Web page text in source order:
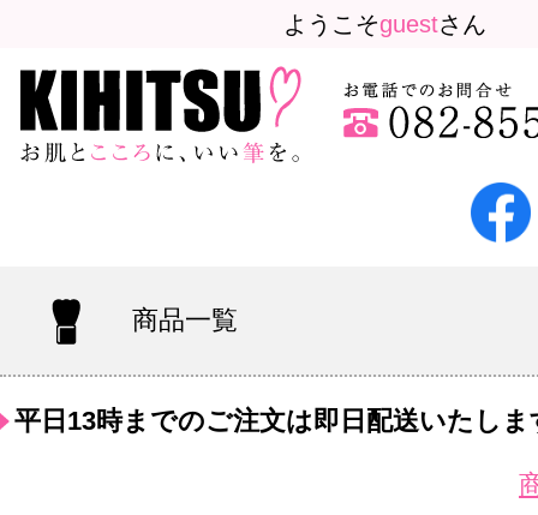
ようこそguestさん
商品一覧
平日13時までのご注文は即日配送いたしま